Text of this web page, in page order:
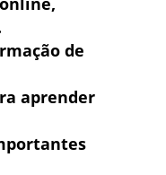
de
aprender